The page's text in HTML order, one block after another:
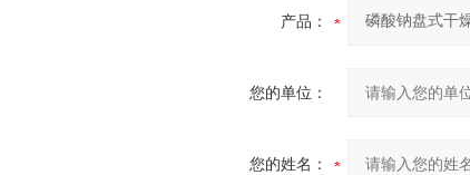
产品：
您的单位：
您的姓名：